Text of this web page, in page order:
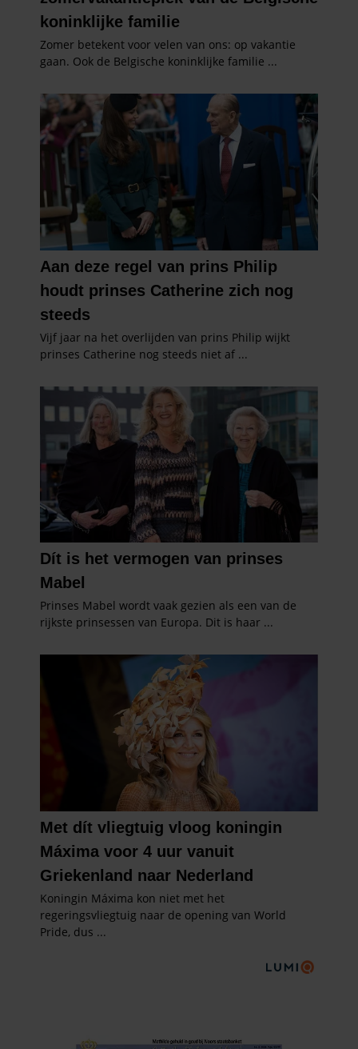
verzameld op basis van uw gebruik van hun services. U
gaat akkoord met onze cookies als u onze website blijft
gebruiken.